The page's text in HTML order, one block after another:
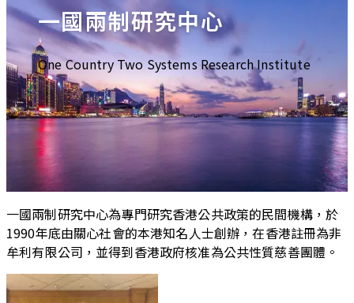
一國兩制研究中心
One Country Two Systems Research Institute
一國兩制研究中心為專門研究香港公共政策的民間機構，於
1990年底由關心社會的本港知名人士創辦，在香港註冊為非
牟利有限公司，並得到香港政府核准為公共性質慈善團體。